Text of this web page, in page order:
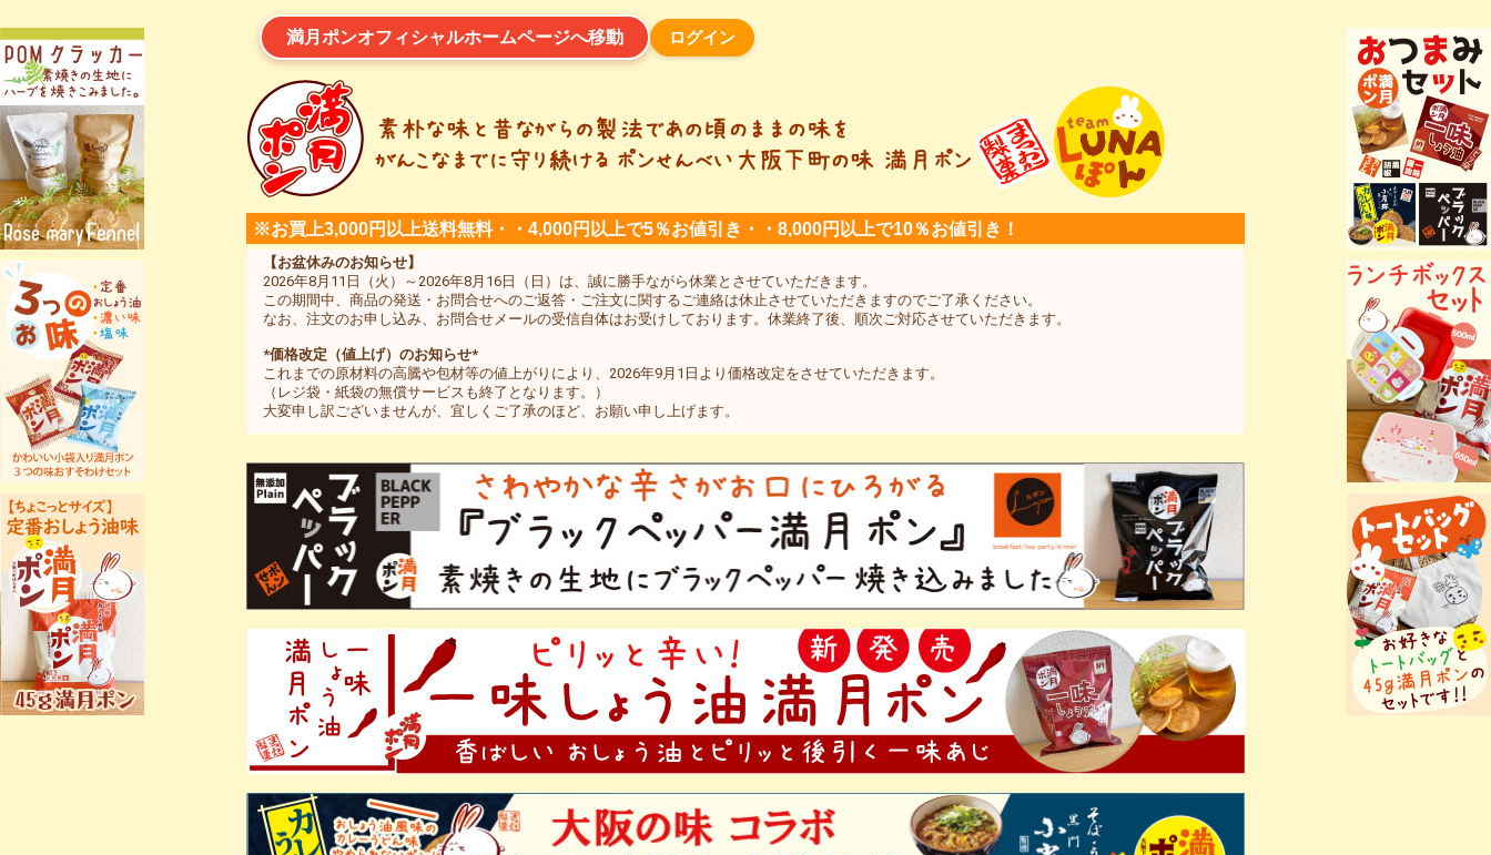
満月ポンオフィシャルホームページへ移動 ログイン
※お買上3,000円以上送料無料・・4,000円以上で5％お値引き・・8,000円以上で10％お値引き！
【お盆休みのお知らせ】
2026年8月11日（火）～2026年8月16日（日）は、誠に勝手ながら休業とさせていただきます。
この期間中、商品の発送・お問合せへのご返答・ご注文に関するご連絡は休止させていただきますのでご了承ください。
なお、注文のお申し込み、お問合せメールの受信自体はお受けしております。休業終了後、順次ご対応させていただきます。
*価格改定（値上げ）のお知らせ*
これまでの原材料の高騰や包材等の値上がりにより、2026年9月1日より価格改定をさせていただきます。
（レジ袋・紙袋の無償サービスも終了となります。）
大変申し訳ございませんが、宜しくご了承のほど、お願い申し上げます。